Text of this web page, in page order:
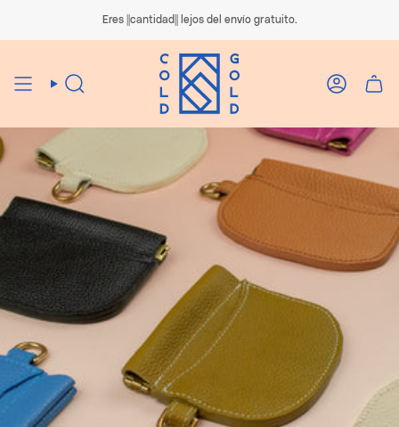
Eres ||cantidad|| lejos del envío gratuito.
Búsqueda Cuenta